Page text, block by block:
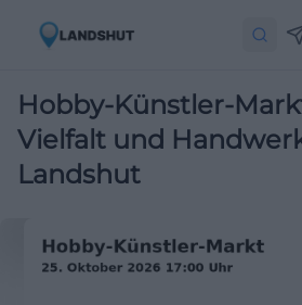
Hobby-Künstler-
Vielfalt und
Landshut